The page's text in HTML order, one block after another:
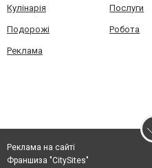
Кулінарія Послуги
Подорожі Робота
Реклама
Реклама на сайті
Франшиза "CitySites"